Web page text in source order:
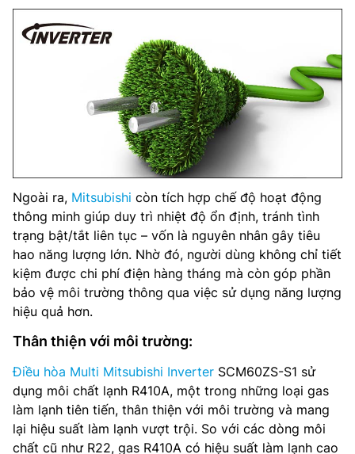
Ngoài ra, Mitsubishi còn tích hợp chế độ hoạt động
thông minh giúp duy trì nhiệt độ ổn định, tránh tình
trạng bật/tắt liên tục – vốn là nguyên nhân gây tiêu
hao năng lượng lớn. Nhờ đó, người dùng không chỉ tiết
kiệm được chi phí điện hàng tháng mà còn góp phần
bảo vệ môi trường thông qua việc sử dụng năng lượng
hiệu quả hơn.
Thân thiện với môi trường:
Điều hòa Multi Mitsubishi Inverter SCM60ZS-S1 sử
dụng môi chất lạnh R410A, một trong những loại gas
làm lạnh tiên tiến, thân thiện với môi trường và mang
lại hiệu suất làm lạnh vượt trội. So với các dòng môi
chất cũ như R22, gas R410A có hiệu suất làm lạnh cao